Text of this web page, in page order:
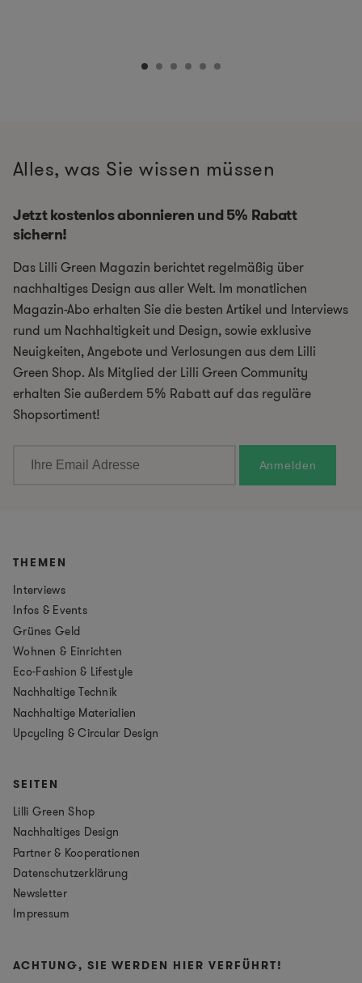
Alles, was Sie wissen müssen
Jetzt kostenlos abonnieren und 5% Rabatt
sichern!
Das Lilli Green Magazin berichtet regelmäßig über
nachhaltiges Design aus aller Welt. Im monatlichen
Magazin-Abo erhalten Sie die besten Artikel und Interviews
rund um Nachhaltigkeit und Design, sowie exklusive
Neuigkeiten, Angebote und Verlosungen aus dem Lilli
Green Shop. Als Mitglied der Lilli Green Community
erhalten Sie außerdem 5% Rabatt auf das reguläre
Shopsortiment!
THEMEN
Interviews
Infos & Events
Grünes Geld
Wohnen & Einrichten
Eco-Fashion & Lifestyle
Nachhaltige Technik
Nachhaltige Materialien
Upcycling & Circular Design
SEITEN
Lilli Green Shop
Nachhaltiges Design
Partner & Kooperationen
Datenschutzerklärung
Newsletter
Impressum
ACHTUNG, SIE WERDEN HIER VERFÜHRT!